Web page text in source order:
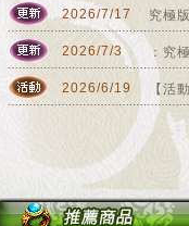
2026/7/17 究極
2026/7/3 ：究
2026/6/19 【活